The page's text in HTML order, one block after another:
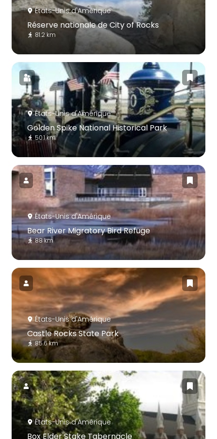
États-Unis d'Amérique
Réserve nationale de City of Rocks
81.2 km
États-Unis d'Amérique
Golden Spike National Historical Park
50.1 km
États-Unis d'Amérique
Bear River Migratory Bird Refuge
88 km
États-Unis d'Amérique
Castle Rocks State Park
85.6 km
États-Unis d'Amérique
Box Elder Stake Tabernacle